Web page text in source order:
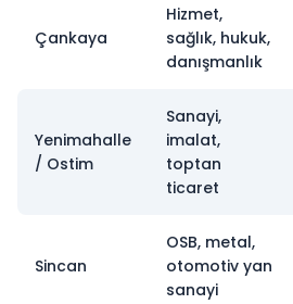
Çankaya
Hizmet,
sağlık, hukuk,
danışmanlık
Yenimahalle
/ Ostim
Sanayi,
imalat,
toptan
ticaret
Sincan
OSB, metal,
otomotiv yan
sanayi